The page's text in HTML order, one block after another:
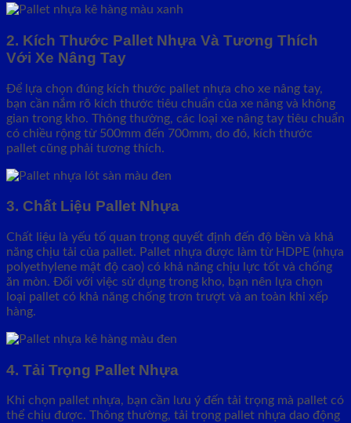
2. Kích Thước Pallet Nhựa Và Tương Thích
Với Xe Nâng Tay
Để lựa chọn đúng kích thước pallet nhựa cho xe nâng tay,
bạn cần nắm rõ kích thước tiêu chuẩn của xe nâng và không
gian trong kho. Thông thường, các loại xe nâng tay tiêu chuẩn
có chiều rộng từ 500mm đến 700mm, do đó, kích thước
pallet cũng phải tương thích.
3. Chất Liệu Pallet Nhựa
Chất liệu là yếu tố quan trọng quyết định đến độ bền và khả
năng chịu tải của pallet. Pallet nhựa được làm từ HDPE (nhựa
polyethylene mật độ cao) có khả năng chịu lực tốt và chống
ăn mòn. Đối với việc sử dụng trong kho, bạn nên lựa chọn
loại pallet có khả năng chống trơn trượt và an toàn khi xếp
hàng.
4. Tải Trọng Pallet Nhựa
Khi chọn pallet nhựa, bạn cần lưu ý đến tải trọng mà pallet có
thể chịu được. Thông thường, tải trọng pallet nhựa dao động